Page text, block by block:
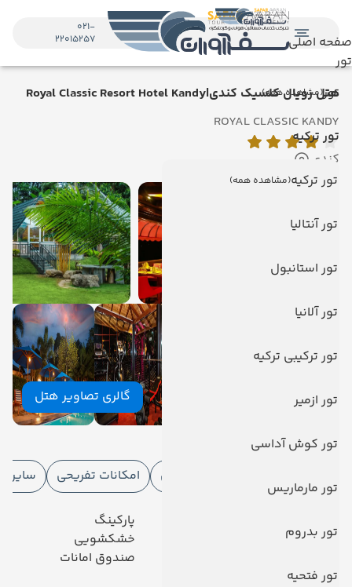
صفحه اصلی
تور
تور(مشاهده همه)
تور ترکیه
تور ترکیه(مشاهده همه)
تور آنتالیا
تور استانبول
تور آلانیا
تور ترکیبی ترکیه
تور ازمیر
تور کوش آداسی
تور مارماریس
تور بدروم
تور فتحیه
021-
22015257
هتل رویال کلسیک کندی|Royal Classic Resort Hotel Kandy
ROYAL CLASSIC KANDY
کندی
گالری تصاویر هتل
امکانات هتل
امکانات ورزشی امکانات تفریحی سایر
تلویزیون کابلی/ماهواره‌ای
پارکینگ
خشکشویی
صندوق امانات